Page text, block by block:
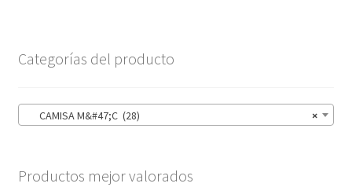
Categorías del producto
×
CAMISA M&#47;C (28)
Productos mejor valorados